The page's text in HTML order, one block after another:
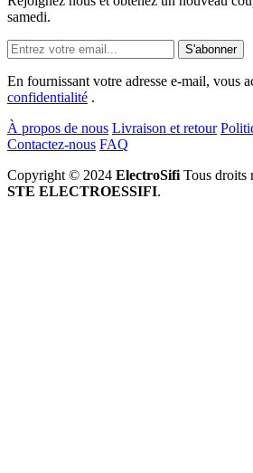
samedi.
S'abonner
En fournissant votre adresse e-mail, vous
confidentialité .
À propos de nous Livraison et retour
Contactez-nous FAQ
Copyright © 2024 ElectroSifi Tous droits
STE ELECTROESSIFI.